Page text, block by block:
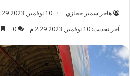
هاجر سمير حجازي
10 نوفمبر, 2023 2:29 م
آخر تحديث: 10 نوفمبر, 2023 2:29 م
0